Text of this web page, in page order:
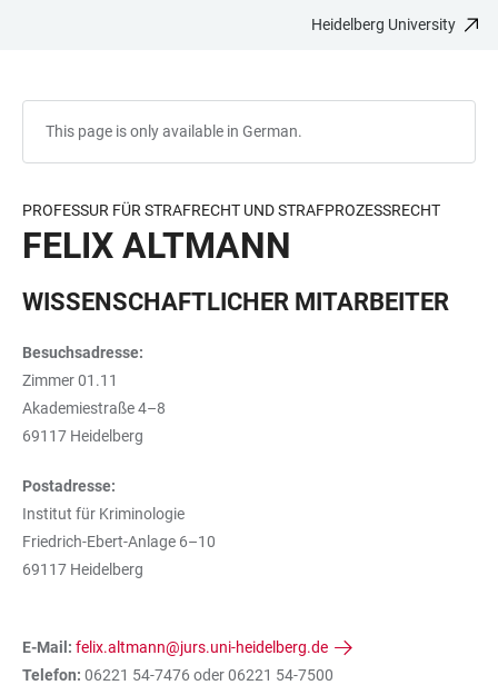
Heidelberg University
This page is only available in German.
PROFESSUR FÜR STRAFRECHT UND STRAFPROZESSRECHT
FELIX ALTMANN
WISSENSCHAFTLICHER MITARBEITER
Besuchsadresse:
Zimmer 01.11
Akademiestraße 4–8
69117 Heidelberg
Postadresse:
Institut für Kriminologie
Friedrich-Ebert-Anlage 6–10
69117 Heidelberg
E-Mail: felix.altmann@jurs.uni-heidelberg.de
Telefon: 06221 54-7476 oder 06221 54-7500